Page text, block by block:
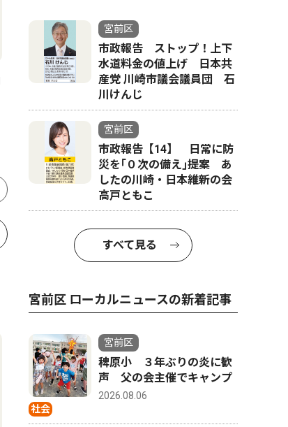
社会
宮前区 2026.07.08
宮前区役所向かい、書店跡地
にインターナショナルスクー
宮前区
元書店
宮前区
市政報告 ストップ！上下
水道料金の値上げ 日本共
産党 川崎市議会議員団 石
川けんじ
宮前区
市政報告【14】 日常に防
災を｢０次の備え｣提案 あ
したの川崎・日本維新の会
高戸ともこ
すべて見る
宮前区 ローカルニュースの新着記事
社会
宮前区
稗原小 ３年ぶりの炎に歓
声 父の会主催でキャンプ
2026.08.06